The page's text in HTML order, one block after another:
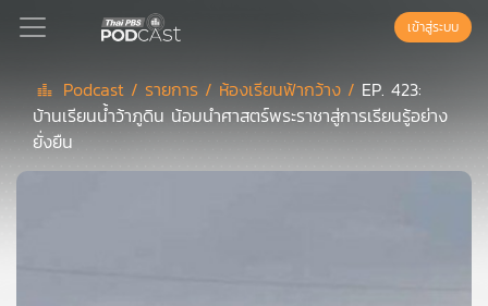
Podcast
เข้าสู่ระบบ
Podcast / รายการ / ห้องเรียนฟ้ากว้าง / EP. 423:
บ้านเรียนน้ำว้าภูดิน น้อมนำศาสตร์พระราชาสู่การเรียนรู้อย่าง
ยั่งยืน